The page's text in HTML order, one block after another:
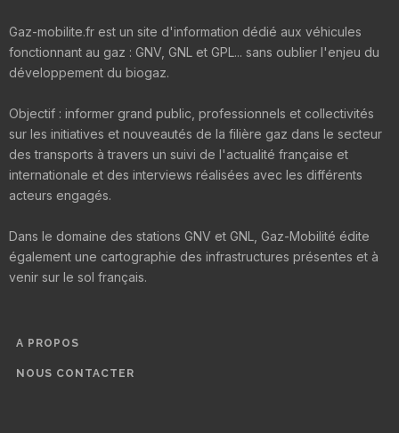
Gaz-mobilite.fr est un site d'information dédié aux véhicules
fonctionnant au gaz : GNV, GNL et GPL... sans oublier l'enjeu du
développement du biogaz.
Objectif : informer grand public, professionnels et collectivités
sur les initiatives et nouveautés de la filière gaz dans le secteur
des transports à travers un suivi de l'actualité française et
internationale et des interviews réalisées avec les différents
acteurs engagés.
Dans le domaine des stations GNV et GNL, Gaz-Mobilité édite
également une cartographie des infrastructures présentes et à
venir sur le sol français.
A PROPOS
NOUS CONTACTER